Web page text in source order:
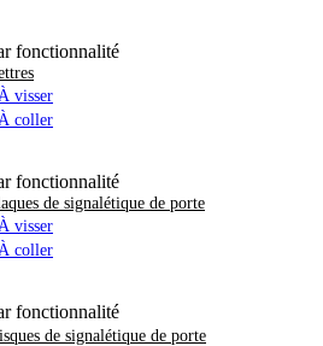
fonctionnalité
visser
coller
fonctionnalité
de signalétique de porte
visser
coller
fonctionnalité
de signalétique de porte